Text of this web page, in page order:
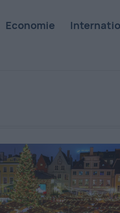
Economie